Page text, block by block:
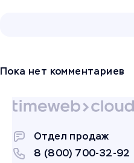
Пока нет комментариев
Отдел продаж
8 (800) 700-32-92